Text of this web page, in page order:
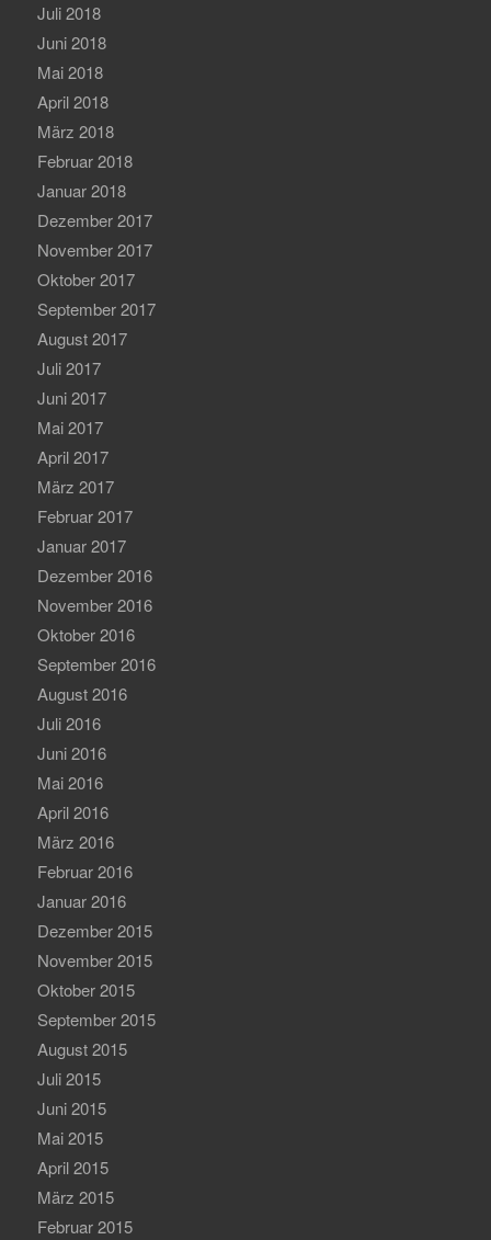
Juli 2018
Juni 2018
Mai 2018
April 2018
März 2018
Februar 2018
Januar 2018
Dezember 2017
November 2017
Oktober 2017
September 2017
August 2017
Juli 2017
Juni 2017
Mai 2017
April 2017
März 2017
Februar 2017
Januar 2017
Dezember 2016
November 2016
Oktober 2016
September 2016
August 2016
Juli 2016
Juni 2016
Mai 2016
April 2016
März 2016
Februar 2016
Januar 2016
Dezember 2015
November 2015
Oktober 2015
September 2015
August 2015
Juli 2015
Juni 2015
Mai 2015
April 2015
März 2015
Februar 2015